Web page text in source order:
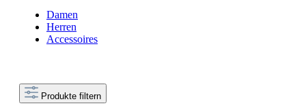
Damen
Herren
Accessoires
Produkte filtern